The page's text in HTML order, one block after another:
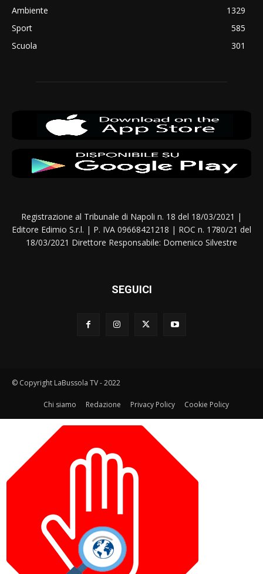
Ambiente
1329
Sport
585
Scuola
301
Registrazione al Tribunale di Napoli n. 18 del 18/03/2021 |
Editore Edimio S.r.l. | P. IVA 09668421218 | ROC n. 1780/21 del
18/03/2021 Direttore Responsabile: Domenico Silvestre
SEGUICI
© Copyright LaBussola TV - 2022
Chi siamo Redazione Privacy Policy Cookie Policy